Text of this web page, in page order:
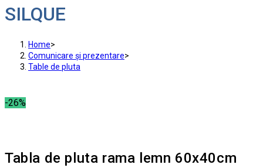
SILQUE
Home>
Comunicare și prezentare>
Table de pluta
-26%
Tabla de pluta rama lemn 60x40cm